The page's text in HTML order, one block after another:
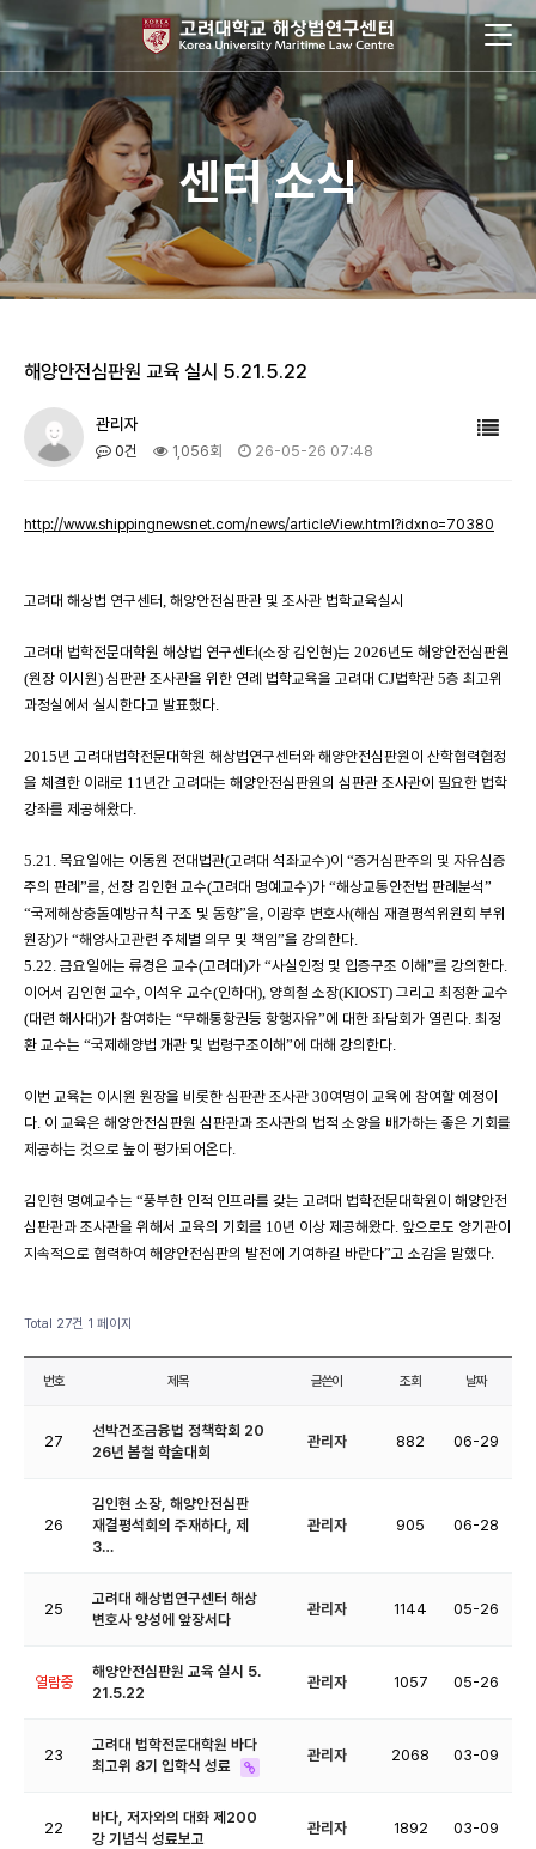
센터 소식
해양안전심판원 교육 실시 5.21.5.22
관리자
0건 1,056회 26-05-26 07:48
http://www.shippingnewsnet.com/news/articleView.html?idxno=70380
고려대 해상법 연구센터, 해양안전심판관 및 조사관 법학교육실시
고려대 법학전문대학원 해상법 연구센터(소장 김인현)는 2026년도 해양안전심판원
(원장 이시원) 심판관 조사관을 위한 연례 법학교육을 고려대 CJ법학관 5층 최고위
과정실에서 실시한다고 발표했다.
2015년 고려대법학전문대학원 해상법연구센터와 해양안전심판원이 산학협력협정
을 체결한 이래로 11년간 고려대는 해양안전심판원의 심판관 조사관이 필요한 법학
강좌를 제공해왔다.
5.21. 목요일에는 이동원 전대법관(고려대 석좌교수)이 “증거심판주의 및 자유심증
주의 판례 ”를, 선장 김인현 교수(고려대 명예교수)가 “해상교통안전법 판례분석”
“국제해상충돌예방규칙 구조 및 동향”을, 이광후 변호사(해심 재결평석위원회 부위
원장)가 “해양사고관련 주체별 의무 및 책임”을 강의한다.
5.22. 금요일에는 류경은 교수(고려대)가 “사실인정 및 입증구조 이해”를 강의한다.
이어서 김인현 교수, 이석우 교수(인하대), 양희철 소장(KIOST) 그리고 최정환 교수
(대련 해사대)가 참여하는 “무해통항권등 항행자유”에 대한 좌담회가 열린다. 최정
환 교수는 “국제해양법 개관 및 법령구조이해”에 대해 강의한다.
이번 교육는 이시원 원장을 비롯한 심판관 조사관 30여명이 교육에 참여할 예정이
다. 이 교육은 해양안전심판원 심판관과 조사관의 법적 소양을 배가하는 좋은 기회를
제공하는 것으로 높이 평가되어온다.
김인현 명예교수는 “풍부한 인적 인프라를 갖는 고려대 법학전문대학원이 해양안전
심판관과 조사관을 위해서 교육의 기회를 10년 이상 제공해왔다. 앞으로도 양기관이
지속적으로 협력하여 해양안전심판의 발전에 기여하길 바란다”고 소감을 말했다.
Total 27건 1 페이지
번호 제목 글쓴이 조회 날짜
27
선박건조금융법 정책학회 20
26년 봄철 학술대회
관리자 882 06-29
26
김인현 소장, 해양안전심판
재결평석회의 주재하다, 제
3…
관리자 905 06-28
25
고려대 해상법연구센터 해상
변호사 양성에 앞장서다
관리자 1144 05-26
열람중
해양안전심판원 교육 실시 5.
21.5.22
관리자 1057 05-26
23
고려대 법학전문대학원 바다
최고위 8기 입학식 성료
관리자 2068 03-09
22
바다, 저자와의 대화 제200
강 기념식 성료보고
관리자 1892 03-09